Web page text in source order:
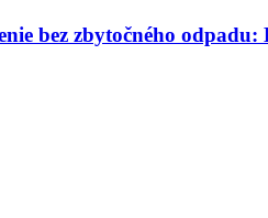
bez zbytočného